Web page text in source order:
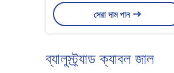
সেরা দাম পান
ব্যালুস্ট্র্যাড ক্যাবল জাল